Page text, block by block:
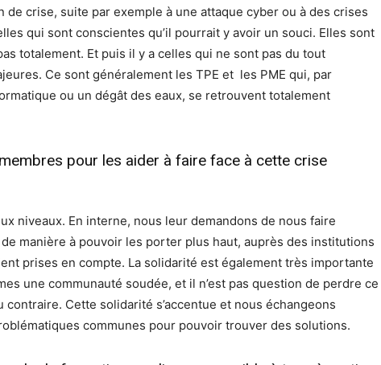
crise, suite par exemple à une attaque cyber ou à des crises
qui sont conscientes qu’il pourrait y avoir un souci. Elles sont
totalement. Et puis il y a celles qui ne sont pas du tout
Ce sont généralement les TPE et les PME qui, par
ou un dégât des eaux, se retrouvent totalement
pour les aider à faire face à cette crise
niveaux. En interne, nous leur demandons de nous faire
manière à pouvoir les porter plus haut, auprès des institutions
prises en compte. La solidarité est également très importante
une communauté soudée, et il n’est pas question de perdre ce
Cette solidarité s’accentue et nous échangeons
communes pour pouvoir trouver des solutions.